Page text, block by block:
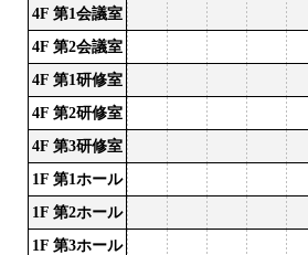
4F 第1会議室
4F 第2会議室
4F 第1研修室
4F 第2研修室
4F 第3研修室
1F 第1ホール
1F 第2ホール
1F 第3ホール